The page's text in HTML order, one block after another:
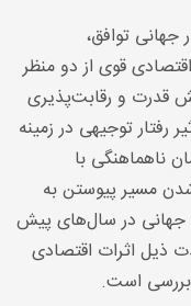
جهانی توافق،
قوی از دو منظر
قدرت و رقابت‌پذیری
رفتار توجیهی در زمینه
ناهماهنگی با
مسیر پیوستن به
جهانی در سال‌های پیش
ذیل اثرات اقتصادی
است.